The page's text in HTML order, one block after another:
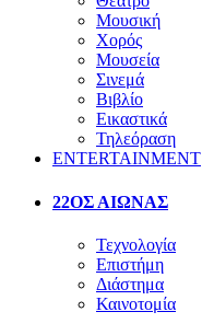
Μουσική
Χορός
Μουσεία
Σινεμά
Βιβλίο
Εικαστικά
Τηλεόραση
ENTERTAINMENT
22ΟΣ ΑΙΩΝΑΣ
Τεχνολογία
Επιστήμη
Διάστημα
Καινοτομία